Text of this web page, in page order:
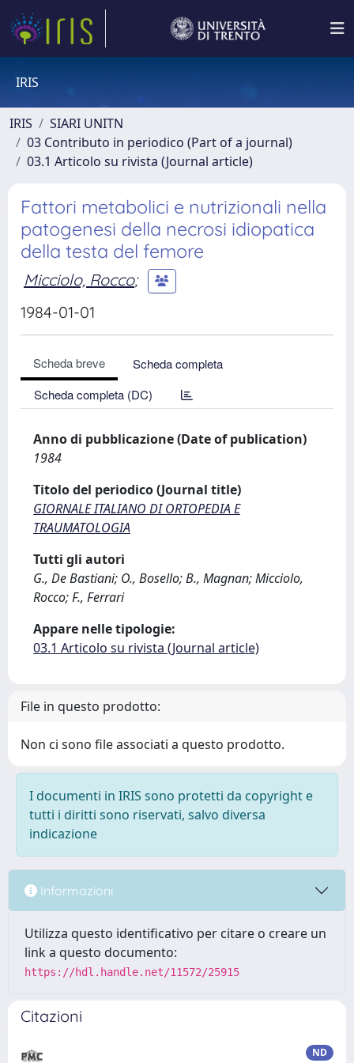
IRIS
IRIS
SIARI UNITN
03 Contributo in periodico (Part of a journal)
03.1 Articolo su rivista (Journal article)
Fattori metabolici e nutrizionali nella
patogenesi della necrosi idiopatica
della testa del femore
Micciolo, Rocco;
1984-01-01
Scheda breve
Scheda completa
Scheda completa (DC)
Anno di pubblicazione (Date of publication)
1984
Titolo del periodico (Journal title)
GIORNALE ITALIANO DI ORTOPEDIA E
TRAUMATOLOGIA
Tutti gli autori
G., De Bastiani; O., Bosello; B., Magnan; Micciolo,
Rocco; F., Ferrari
Appare nelle tipologie:
03.1 Articolo su rivista (Journal article)
File in questo prodotto:
Non ci sono file associati a questo prodotto.
I documenti in IRIS sono protetti da copyright e
tutti i diritti sono riservati, salvo diversa
indicazione
Informazioni
Utilizza questo identificativo per citare o creare un
link a questo documento:
https://hdl.handle.net/11572/25915
Citazioni
ND